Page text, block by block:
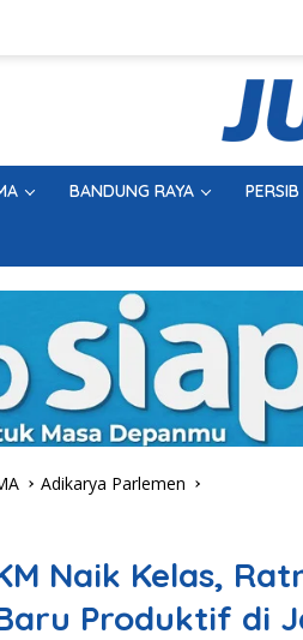
BANDUNG RAYA
Adikarya Parlemen
Naik Kelas,
Produktif di